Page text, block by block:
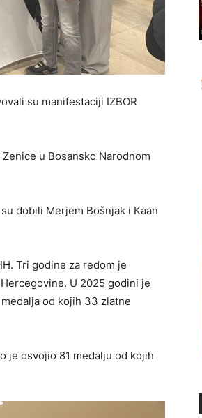
su manifestaciji IZBOR
u Bosansko Narodnom
dobili Merjem Bošnjak i Kaan
Tri godine za redom je
U 2025 godini je
od kojih 33 zlatne
je osvojio 81 medalju od kojih